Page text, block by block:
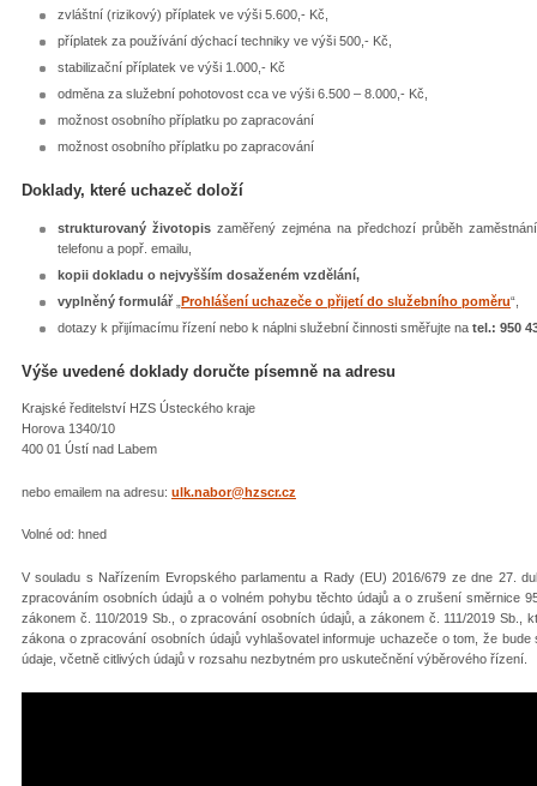
zvláštní (rizikový) příplatek ve výši 5.600,- Kč,
příplatek za používání dýchací techniky ve výši 500,- Kč,
stabilizační příplatek ve výši 1.000,- Kč
odměna za služební pohotovost cca ve výši 6.500 – 8.000,- Kč,
možnost osobního příplatku po zapracování
možnost osobního příplatku po zapracování
Doklady, které uchazeč doloží
strukturovaný životopiszaměřený zejména na předchozí průběh
telefonu a popř. emailu,
kopii dokladu o nejvyšším dosaženém vzdělání,
vyplněný formulář Prohlášení uchazeče o přijetí do služebního poměru“,
dotazy k přijímacímu řízení nebo k náplni služební činnosti směřujte na tel.: 950
Výše uvedené doklady doručte písemně na adresu
Krajské ředitelství HZS Ústeckého kraje
Horova 1340/10
400 01 Ústí nad Labem
nebo emailem na adresu: ulk.nabor@hzscr.cz
Volné od: hned
V souladu s Nařízením Evropského parlamentu a Rady (EU) 2016/679 ze dne 27.
zpracováním osobních údajů a o volném pohybu těchto údajů a o zrušení směrnice
zákonem č. 110/2019 Sb., o zpracování osobních údajů, a zákonem č. 111/2019
zákona o zpracování osobních údajů vyhlašovatel informuje uchazeče o tom, že
údaje, včetně citlivých údajů v rozsahu nezbytném pro uskutečnění výběrového řízení.